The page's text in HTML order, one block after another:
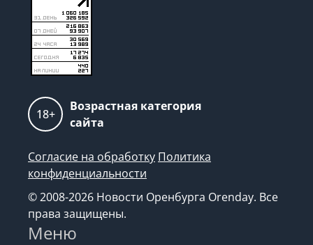
18+
Возрастная категория
сайта
Согласие на обработку Политика
конфиденциальности
© 2008-2026 Новости Оренбурга Orenday. Все
права защищены.
Меню